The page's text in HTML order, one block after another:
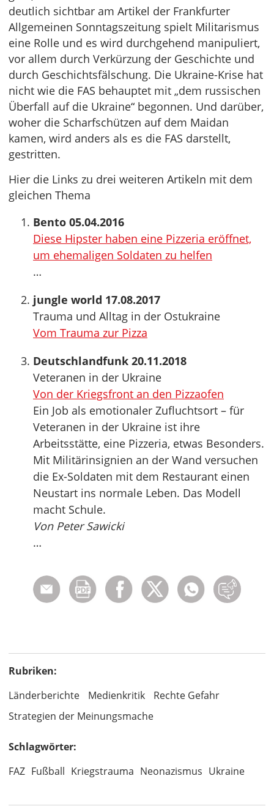
deutlich sichtbar am Artikel der Frankfurter
Allgemeinen Sonntagszeitung spielt Militarismus
eine Rolle und es wird durchgehend manipuliert,
vor allem durch Verkürzung der Geschichte und
durch Geschichtsfälschung. Die Ukraine-Krise hat
nicht wie die FAS behauptet mit „dem russischen
Überfall auf die Ukraine“ begonnen. Und darüber,
woher die Scharfschützen auf dem Maidan
kamen, wird anders als es die FAS darstellt,
gestritten.
Hier die Links zu drei weiteren Artikeln mit dem
gleichen Thema
Bento 05.04.2016
Diese Hipster haben eine Pizzeria eröffnet,
um ehemaligen Soldaten zu helfen
…
jungle world 17.08.2017
Trauma und Alltag in der Ostukraine
Vom Trauma zur Pizza
Deutschlandfunk 20.11.2018
Veteranen in der Ukraine
Von der Kriegsfront an den Pizzaofen
Ein Job als emotionaler Zufluchtsort – für
Veteranen in der Ukraine ist ihre
Arbeitsstätte, eine Pizzeria, etwas Besonders.
Mit Militärinsignien an der Wand versuchen
die Ex-Soldaten mit dem Restaurant einen
Neustart ins normale Leben. Das Modell
macht Schule.
Von Peter Sawicki
…
Rubriken:
Länderberichte
Medienkritik
Rechte Gefahr
Strategien der Meinungsmache
Schlagwörter:
FAZ Fußball Kriegstrauma Neonazismus Ukraine